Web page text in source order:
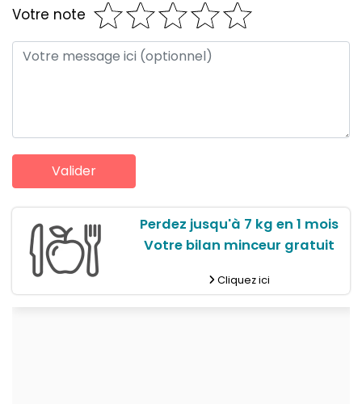
Votre note
Perdez jusqu'à 7 kg en 1 mois
Votre bilan minceur gratuit
Cliquez ici